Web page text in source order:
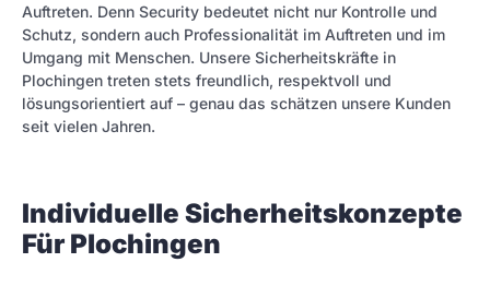
Auftreten. Denn Security bedeutet nicht nur Kontrolle und
Schutz, sondern auch Professionalität im Auftreten und im
Umgang mit Menschen. Unsere Sicherheitskräfte in
Plochingen treten stets freundlich, respektvoll und
lösungsorientiert auf – genau das schätzen unsere Kunden
seit vielen Jahren.
Individuelle Sicherheitskonzepte
Für Plochingen